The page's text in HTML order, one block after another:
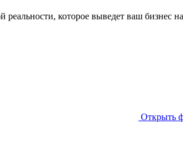
которое выведет ваш бизнес
Открыть